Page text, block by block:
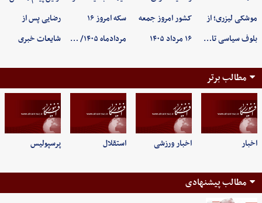
موشکی لیزری؛ از
بلوف سیاسی تا…
کشور امروز جمعه
۱۶ مرداد ۱۴۰۵
سکه امروز ۱۶
مردادماه ۱۴۰۵/ …
رضایی پس از
شایعات خبری
مطالب برتر
اخبار اخبار ورزشی استقلال پرسپولیس
مطالب پیشنهادی